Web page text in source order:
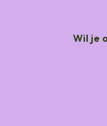
Wil je